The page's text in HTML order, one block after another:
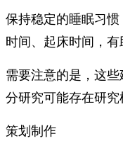
保持稳定的睡眠习
时间、起床时间，有
需要注意的是，这
分研究可能存在研究
策划制作